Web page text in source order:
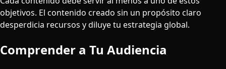
objetivos. El contenido creado sin un propósito claro
desperdicia recursos y diluye tu estrategia global.
Comprender a Tu Audiencia